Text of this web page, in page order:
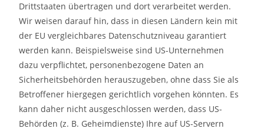
Drittstaaten übertragen und dort verarbeitet werden.
Wir weisen darauf hin, dass in diesen Ländern kein mit
der EU vergleichbares Datenschutzniveau garantiert
werden kann. Beispielsweise sind US-Unternehmen
dazu verpflichtet, personenbezogene Daten an
Sicherheitsbehörden herauszugeben, ohne dass Sie als
Betroffener hiergegen gerichtlich vorgehen könnten. Es
kann daher nicht ausgeschlossen werden, dass US-
Behörden (z. B. Geheimdienste) Ihre auf US-Servern